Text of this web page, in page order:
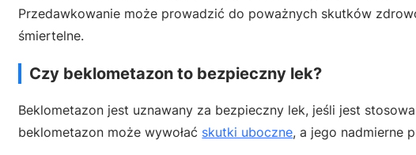
Przedawkowanie może prowadzić do poważnych skutków
śmiertelne.
Czy beklometazon to bezpieczny lek?
Beklometazon jest uznawany za bezpieczny lek, jeśli jest
beklometazon może wywołać skutki uboczne, a jego nadmierne